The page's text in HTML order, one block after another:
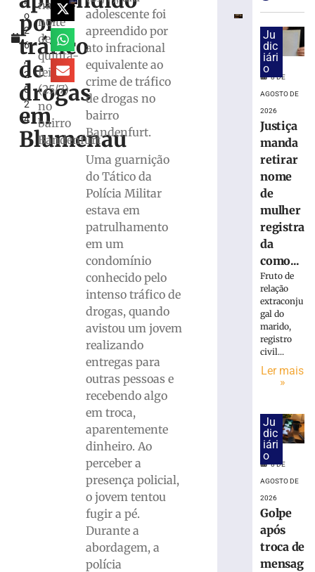
o
2
6
,
2
0
2
4
por
tráfico
de
drogas
em
Blumenau
na
noite
desta
quinta-
feira
(25/7)
no
bairro
Bandenfurt
adolescente foi
apreendido por
ato infracional
equivalente ao
crime de tráfico
de drogas no
bairro
Bandenfurt.
Uma guarnição
do Tático da
Polícia Militar
estava em
patrulhamento
em um
condomínio
conhecido pelo
intenso tráfico de
drogas, quando
avistou um jovem
realizando
entregas para
outras pessoas e
recebendo algo
em troca,
aparentemente
dinheiro. Ao
perceber a
presença policial,
o jovem tentou
fugir a pé.
Durante a
abordagem, a
polícia
exige
bancárias
após
carro
apresentar
problemas
agosto
Homem
tropeça
calçada,
pista
atropelado
Bento
agosto
Ju
dic
iári
o
8 DE
AGOSTO DE
2026
Justiça
manda
retirar
nome
de
mulher
registra
da
como...
Fruto de
relação
extraconju
gal do
marido,
registro
civil...
Ler mais
»
Ju
dic
iári
o
8 DE
AGOSTO DE
2026
Golpe
após
troca de
mensag